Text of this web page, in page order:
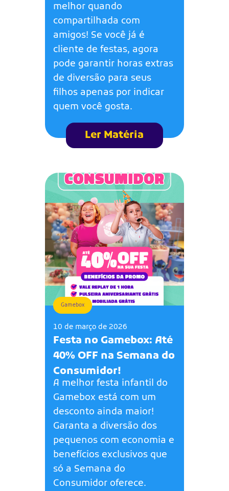
melhor quando
compartilhada com
amigos! Se você já é
cliente de festas, agora
pode garantir horas extras
de diversão para seus
filhos apenas por indicar
quem você gosta.
Ler Matéria
Gamebox
10 de março de 2026
Festa no Gamebox: Até
40% OFF na Semana do
Consumidor!
A melhor festa infantil do
Gamebox está com um
desconto ainda maior!
Garanta a diversão dos
pequenos com economia e
benefícios exclusivos que
só a Semana do
Consumidor oferece.